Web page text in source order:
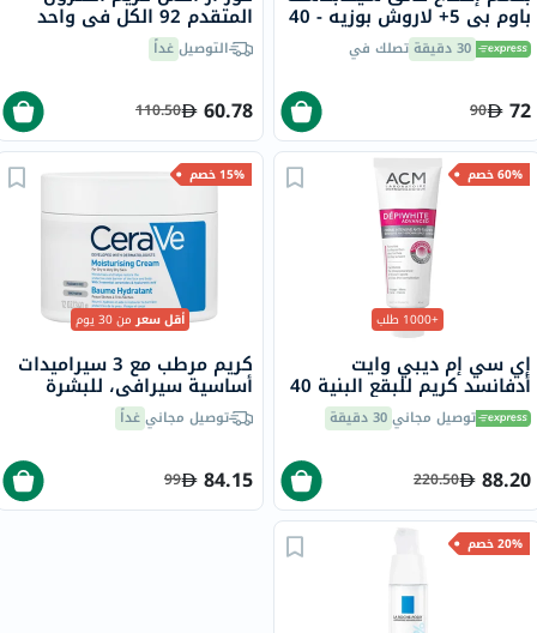
باوم بي 5+ لاروش بوزيه - 40
مل 30 دقيقة تصلك في
72
90
المتقدم 92 الكل في واحد
100 ملالتوصيلغداً
60.78
110.50
60% خصم
+1000 طلب
إي سي إم ديبي وايت
أدفانسد كريم للبقع البنية 40
مل توصيل مجاني30 دقيقة
88.20
220.50
15% خصم
أقل سعرمن 30 يوم
كريم مرطب مع 3 سيراميدات
أساسية سيرافي، للبشرة
الجافة، 340 جرام
توصيل مجانيغداً
84.15
99
20% خصم